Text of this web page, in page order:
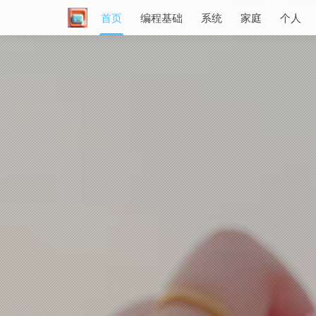
首页 编程基础 系统 家庭 个人